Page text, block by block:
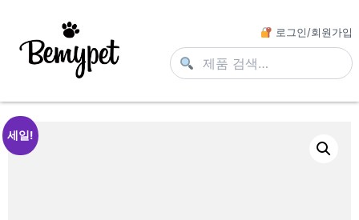
로그인/회원가입
세일!